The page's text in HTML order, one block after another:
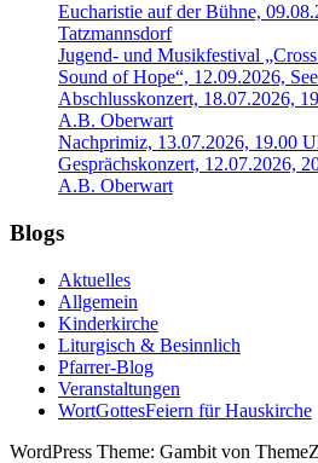
Eucharistie auf der Bühne,
Tatzmannsdorf
Jugend- und Musikfestival
Sound of Hope“, 12.09.2026,
Abschlusskonzert, 18.07.2026,
A.B. Oberwart
Nachprimiz, 13.07.2026, 19.00
Gesprächskonzert, 12.07.2026,
A.B. Oberwart
Blogs
Aktuelles
Allgemein
Kinderkirche
Liturgisch & Besinnlich
Pfarrer-Blog
Veranstaltungen
WortGottesFeiern für Hauskirche
WordPress Theme: Gambit von